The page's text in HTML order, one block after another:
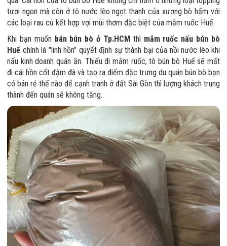
tươi ngon mà còn ở tô nước lèo ngọt thanh của xương bò hấm với
các loại rau củ kết hợp vợi mùi thơm đặc biệt của mắm ruốc Huế.
Khi bạn muốn bán bún bò ở Tp.HCMthì mắm ruốc nấu bún bò
Huếchính là "linh hồn" quyết định sự thành bại của nồi nước lèo khi
nấu kinh doanh quán ăn. Thiếu đi mắm ruốc, tô bún bò Huế sẽ mất
đi cái hồn cốt đậm đà và tạo ra điểm đặc trưng du quán bún bò bạn
có bán rẻ thế nào để cạnh tranh ở đất Sài Gòn thì lượng khách trung
thành đến quán sẽ không tăng.